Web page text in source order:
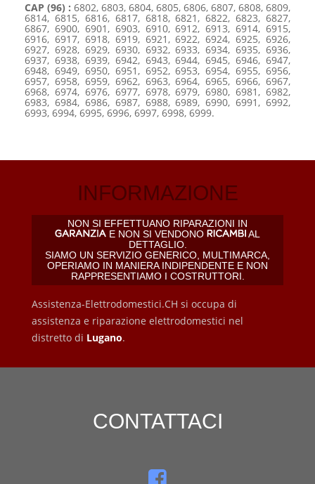
CAP (96) : 6802, 6803, 6804, 6805, 6806, 6807, 6808, 6809,
6814, 6815, 6816, 6817, 6818, 6821, 6822, 6823, 6827,
6867, 6900, 6901, 6903, 6910, 6912, 6913, 6914, 6915,
6916, 6917, 6918, 6919, 6921, 6922, 6924, 6925, 6926,
6927, 6928, 6929, 6930, 6932, 6933, 6934, 6935, 6936,
6937, 6938, 6939, 6942, 6943, 6944, 6945, 6946, 6947,
6948, 6949, 6950, 6951, 6952, 6953, 6954, 6955, 6956,
6957, 6958, 6959, 6962, 6963, 6964, 6965, 6966, 6967,
6968, 6974, 6976, 6977, 6978, 6979, 6980, 6981, 6982,
6983, 6984, 6986, 6987, 6988, 6989, 6990, 6991, 6992,
6993, 6994, 6995, 6996, 6997, 6998, 6999.
INFORMAZIONE
NON SI EFFETTUANO RIPARAZIONI IN
E NON SI VENDONO
AL
DETTAGLIO.
SIAMO UN SERVIZIO GENERICO, MULTIMARCA,
OPERIAMO IN MANIERA INDIPENDENTE E NON
RAPPRESENTIAMO I COSTRUTTORI.
Assistenza-Elettrodomestici.CH si occupa di
assistenza e riparazione elettrodomestici nel
distretto di Lugano.
CONTATTACI